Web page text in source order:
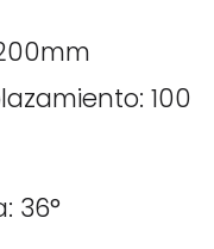
100
36°